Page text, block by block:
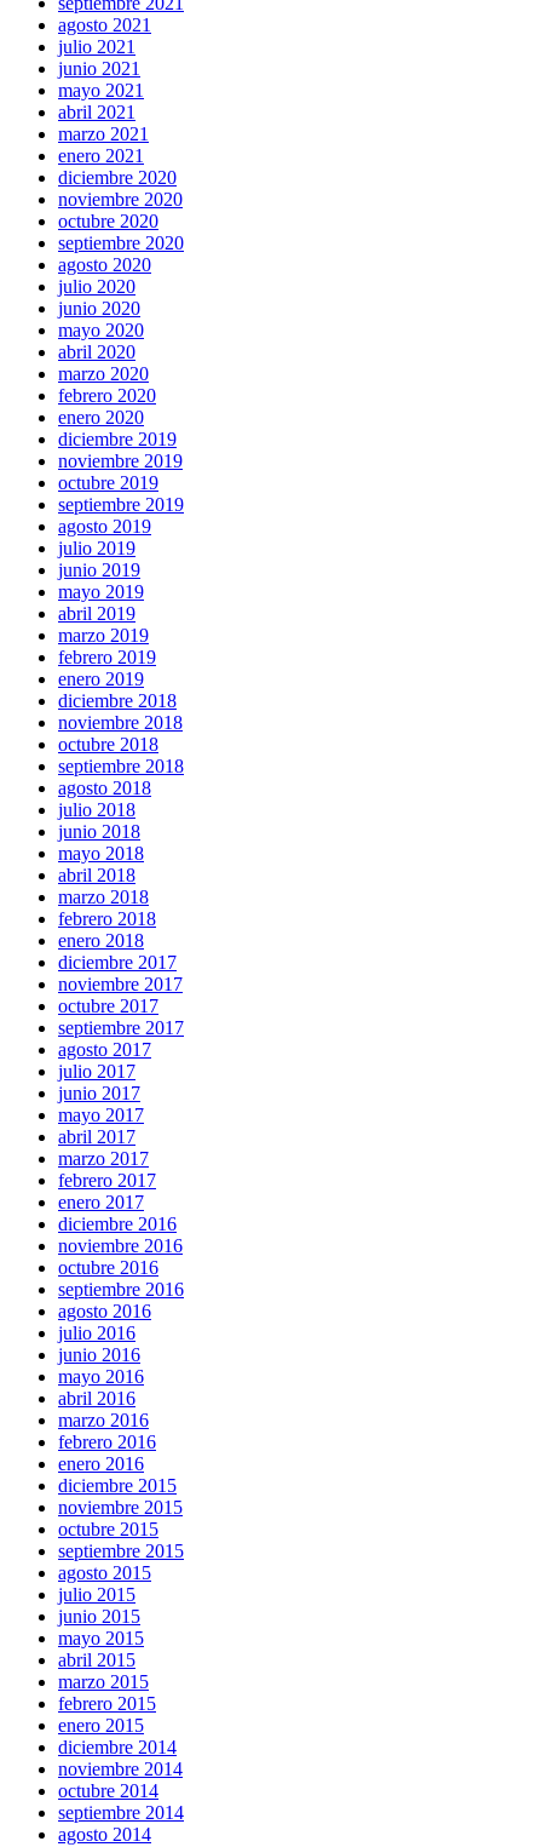
agosto 2021
julio 2021
junio 2021
mayo 2021
abril 2021
marzo 2021
enero 2021
diciembre 2020
noviembre 2020
octubre 2020
septiembre 2020
agosto 2020
julio 2020
junio 2020
mayo 2020
abril 2020
marzo 2020
febrero 2020
enero 2020
diciembre 2019
noviembre 2019
octubre 2019
septiembre 2019
agosto 2019
julio 2019
junio 2019
mayo 2019
abril 2019
marzo 2019
febrero 2019
enero 2019
diciembre 2018
noviembre 2018
octubre 2018
septiembre 2018
agosto 2018
julio 2018
junio 2018
mayo 2018
abril 2018
marzo 2018
febrero 2018
enero 2018
diciembre 2017
noviembre 2017
octubre 2017
septiembre 2017
agosto 2017
julio 2017
junio 2017
mayo 2017
abril 2017
marzo 2017
febrero 2017
enero 2017
diciembre 2016
noviembre 2016
octubre 2016
septiembre 2016
agosto 2016
julio 2016
junio 2016
mayo 2016
abril 2016
marzo 2016
febrero 2016
enero 2016
diciembre 2015
noviembre 2015
octubre 2015
septiembre 2015
agosto 2015
julio 2015
junio 2015
mayo 2015
abril 2015
marzo 2015
febrero 2015
enero 2015
diciembre 2014
noviembre 2014
octubre 2014
septiembre 2014
agosto 2014